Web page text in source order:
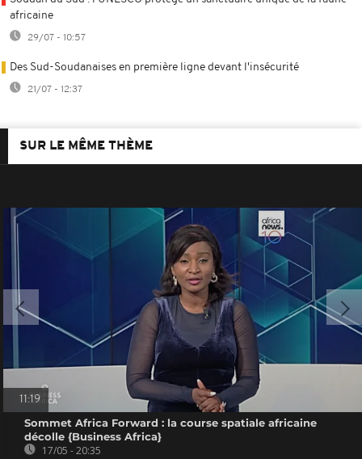
africaine
29/07 - 10:57
Des Sud-Soudanaises en première ligne devant l'insécurité
21/07 - 12:37
SUR LE MÊME THÈME
11:19
Sommet Africa Forward : la course spatiale africaine
décolle {Business Africa}
17/05 - 20:35